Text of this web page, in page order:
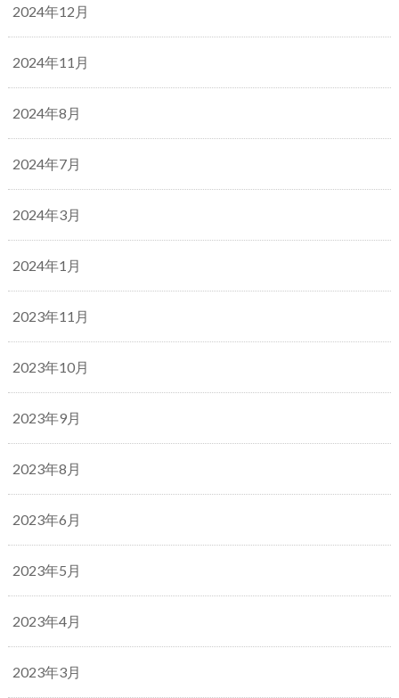
2024年12月
2024年11月
2024年8月
2024年7月
2024年3月
2024年1月
2023年11月
2023年10月
2023年9月
2023年8月
2023年6月
2023年5月
2023年4月
2023年3月